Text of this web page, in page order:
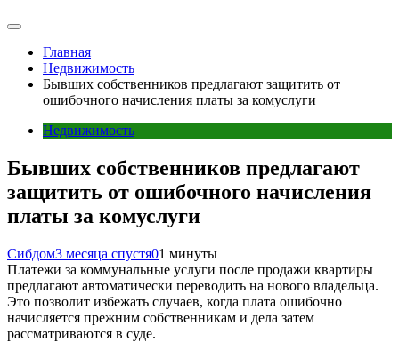
Главная
Недвижимость
Бывших собственников предлагают защитить от
ошибочного начисления платы за комуслуги
Недвижимость
Бывших собственников предлагают
защитить от ошибочного начисления
платы за комуслуги
Сибдом3 месяца спустя01 минуты
Платежи за коммунальные услуги после продажи квартиры
предлагают автоматически переводить на нового владельца.
Это позволит избежать случаев, когда плата ошибочно
начисляется прежним собственникам и дела затем
рассматриваются в суде.